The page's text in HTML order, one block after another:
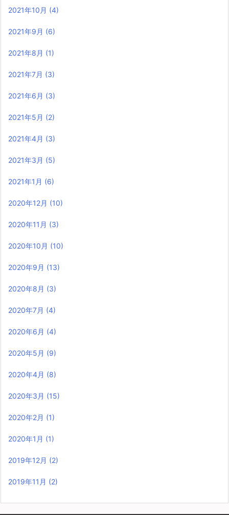
2021年10月 (4)
2021年9月 (6)
2021年8月 (1)
2021年7月 (3)
2021年6月 (3)
2021年5月 (2)
2021年4月 (3)
2021年3月 (5)
2021年1月 (6)
2020年12月 (10)
2020年11月 (3)
2020年10月 (10)
2020年9月 (13)
2020年8月 (3)
2020年7月 (4)
2020年6月 (4)
2020年5月 (9)
2020年4月 (8)
2020年3月 (15)
2020年2月 (1)
2020年1月 (1)
2019年12月 (2)
2019年11月 (2)